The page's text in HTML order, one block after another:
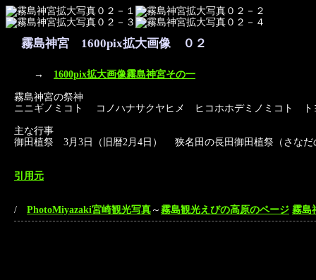
霧島神宮 1600pix拡大画像 ０２
→ 1600pix拡大画像霧島神宮その一
霧島神宮の祭神
ニニギノミコト コノハナサクヤヒメ ヒコホホデミノミコト
主な行事
御田植祭 3月3日（旧暦2月4日） 狭名田の長田御田植祭（さな
引用元
/ PhotoMiyazaki宮崎観光写真 ～ 霧島観光えびの高原のページ 霧島